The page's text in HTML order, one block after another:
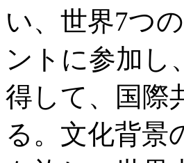
い、世界7つ
ントに参加し
得して、国際
る。文化背景